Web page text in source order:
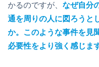
かるのですが、 なぜ自分
通を周りの人に図ろうと
か。このような事件を見
必要性をより強く感じま